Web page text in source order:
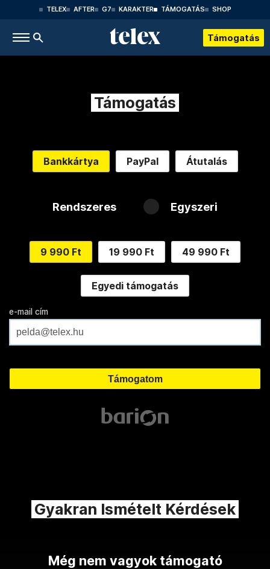
TELEX AFTER G7 KARAKTER TÁMOGATÁS SHOP
Támogatás
Támogatás
Bankkártya PayPal Átutalás
Rendszeres Egyszeri
9 990 Ft 19 990 Ft 49 990 Ft
Egyedi támogatás
e-mail cím
Gyakran Ismételt Kérdések
Még nem vagyok támogató